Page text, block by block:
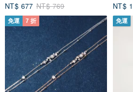
NT$ 677 NT$ 769
NT$
免運 7 折 免運